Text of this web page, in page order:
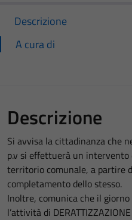
Descrizione
A cura di
Descrizione
Si avvisa la cittadinanza che
p.v si effettuerà un intervento
territorio comunale, a partire
completamento dello stesso.
Inoltre, comunica che il
l’attività di